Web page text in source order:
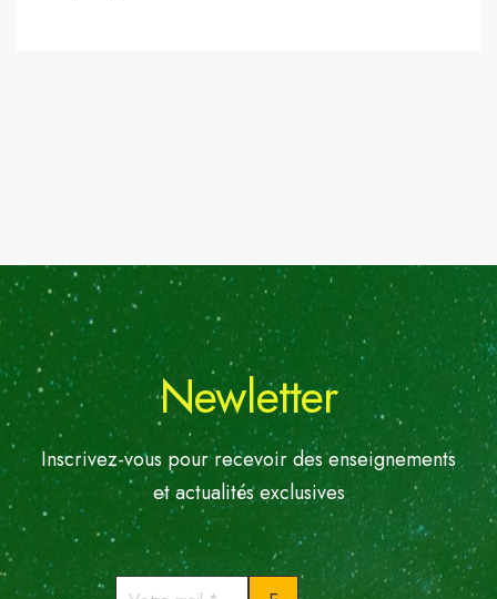
Newletter
Inscrivez-vous pour recevoir des enseignements
et actualités exclusives
Votre